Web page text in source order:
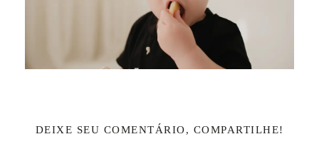
DEIXE SEU COMENTÁRIO, COMPARTILHE!